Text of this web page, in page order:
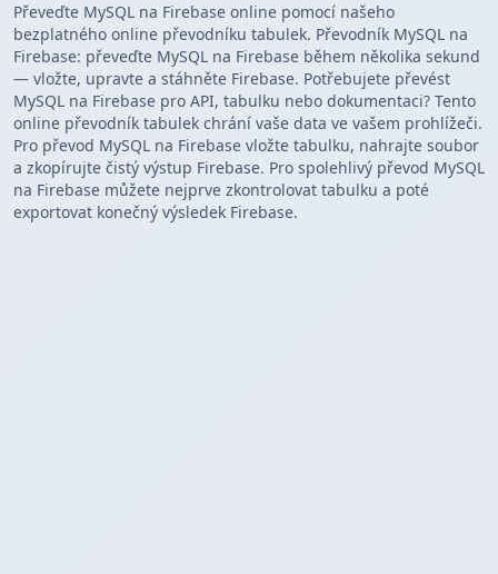
Převeďte MySQL na Firebase online pomocí našeho
bezplatného online převodníku tabulek. Převodník MySQL na
Firebase: převeďte MySQL na Firebase během několika sekund
— vložte, upravte a stáhněte Firebase. Potřebujete převést
MySQL na Firebase pro API, tabulku nebo dokumentaci? Tento
online převodník tabulek chrání vaše data ve vašem prohlížeči.
Pro převod MySQL na Firebase vložte tabulku, nahrajte soubor
a zkopírujte čistý výstup Firebase. Pro spolehlivý převod MySQL
na Firebase můžete nejprve zkontrolovat tabulku a poté
exportovat konečný výsledek Firebase.